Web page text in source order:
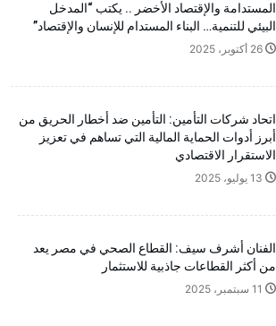
المستدامة والإقتصاد الأخضر .. يكتب “المدخل
البيئي للتنمية… البناء المستدام للإنسان والإقتصاد”
26 أكتوبر، 2025
اتحاد شركات التأمين: التأمين ضد أخطار الحريق من
أبرز أدوات الحماية المالية التي تساهم في تعزيز
الاستقرار الاقتصادي
13 يوليو، 2025
الفنان أشرف سيف: القطاع الصحي في مصر يعد
من أكثر القطاعات جاذبية للاستثمار
11 سبتمبر، 2025